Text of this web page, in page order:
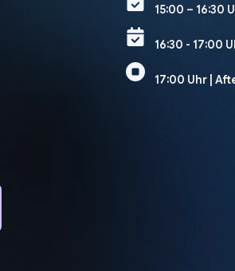
15:00 – 16:30
16:30 - 17:00
17:00 Uhr |